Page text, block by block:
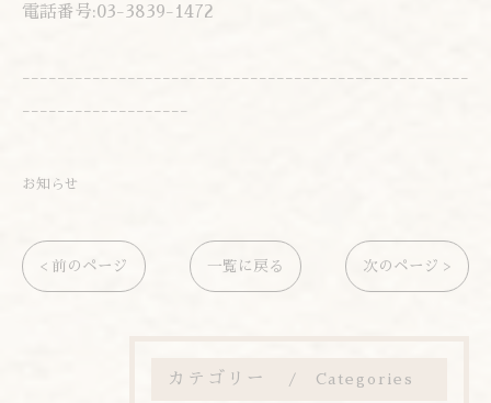
電話番号:03-3839-1472
---------------------------------------------------
-------------------
お知らせ
< 前のページ 一覧に戻る 次のページ >
カテゴリー Categories